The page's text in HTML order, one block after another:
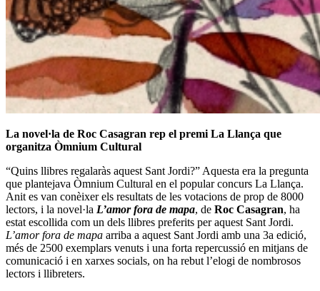
La novel·la de Roc Casagran rep el premi La Llança que
organitza Òmnium Cultural
“Quins llibres regalaràs aquest Sant Jordi?” Aquesta era la pregunta
que plantejava Òmnium Cultural en el popular concurs La Llança.
Anit es van conèixer els resultats de les votacions de prop de 8000
lectors, i la novel·la L’amor fora de mapa, de Roc Casagran, ha
estat escollida com un dels llibres preferits per aquest Sant Jordi.
L’amor fora de mapa arriba a aquest Sant Jordi amb una 3a edició,
més de 2500 exemplars venuts i una forta repercussió en mitjans de
comunicació i en xarxes socials, on ha rebut l’elogi de nombrosos
lectors i llibreters.